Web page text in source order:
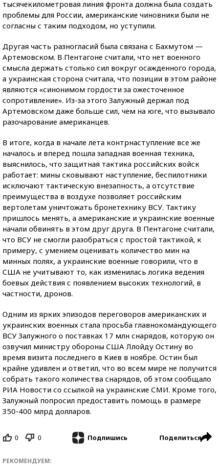
тысячекилометровая линия фронта должна была создать
проблемы для России, американские чиновники были не
согласны с таким подходом, но уступили.
Другая часть разногласий была связана с Бахмутом —
Артемовском. В Пентагоне считали, что нет военного
смысла держать столько сил вокруг осажденного города,
а украинская сторона считала, что позиции в этом районе
являются «синонимом гордости за ожесточенное
сопротивление». Из-за этого Залужный держал под
Артемовском даже больше сил, чем на юге, что вызывало
разочарование американцев.
В итоге, когда в начале лета контрнаступление все же
началось и вперед пошла западная военная техника,
выяснилось, что защитная тактика российских войск
работает: мины сковывают наступление, беспилотники
исключают тактическую внезапность, а отсутствие
преимущества в воздухе позволяет российским
вертолетам уничтожать бронетехнику ВСУ. Тактику
пришлось менять, а американские и украинские военные
начали обвинять в этом друг друга. В Пентагоне считали,
что ВСУ не смогли разобраться с простой тактикой, к
примеру, с умением оценивать количество мин на
минных полях, а украинские военные говорили, что в
США не учитывают то, как изменилась логика ведения
боевых действия с появлением высоких технологий, в
частности, дронов.
Одним из ярких эпизодов переговоров американских и
украинских военных стала просьба главнокомандующего
ВСУ Залужного о поставках 17 млн снарядов, которую он
озвучил министру обороны США Ллойду Остину во
время визита последнего в Киев в ноябре. Остин был
крайне удивлен и ответил, что во всем мире не получится
собрать такого количества снарядов, об этом сообщало
РИА Новости со ссылкой на украинские СМИ. Кроме того,
Залужный попросил предоставить помощь в размере
350-400 млрд долларов.
0 0 Подпишись Поделиться
РЕКОМЕНДУЕМ: